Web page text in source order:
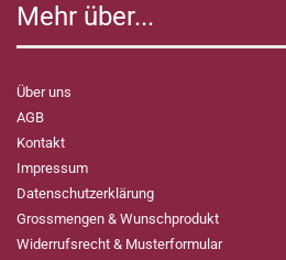
Mehr über...
Über uns
AGB
Kontakt
Impressum
Datenschutzerklärung
Grossmengen & Wunschprodukt
Widerrufsrecht & Musterformular